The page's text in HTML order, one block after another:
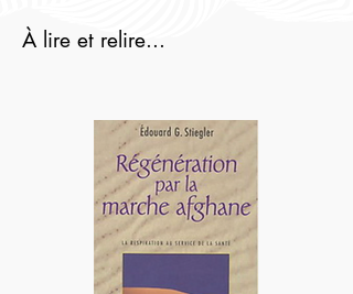
À lire et relire...